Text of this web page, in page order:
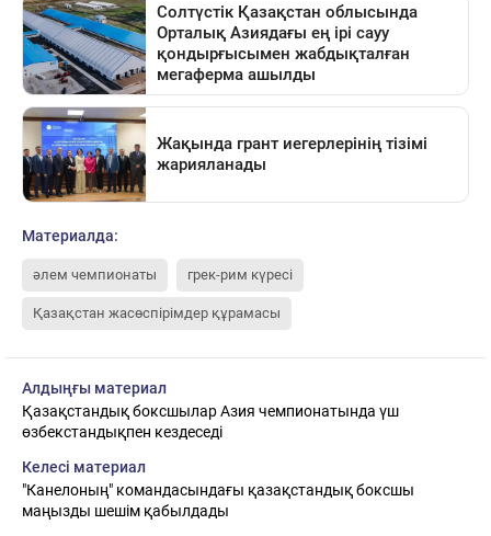
Материалда:
әлем чемпионаты грек-рим күресі
Қазақстан жасөспірімдер құрамасы
Алдыңғы материал
Қазақстандық боксшылар Азия чемпионатында үш
өзбекстандықпен кездеседі
Келесі материал
"Канелоның" командасындағы қазақстандық боксшы
маңызды шешім қабылдады